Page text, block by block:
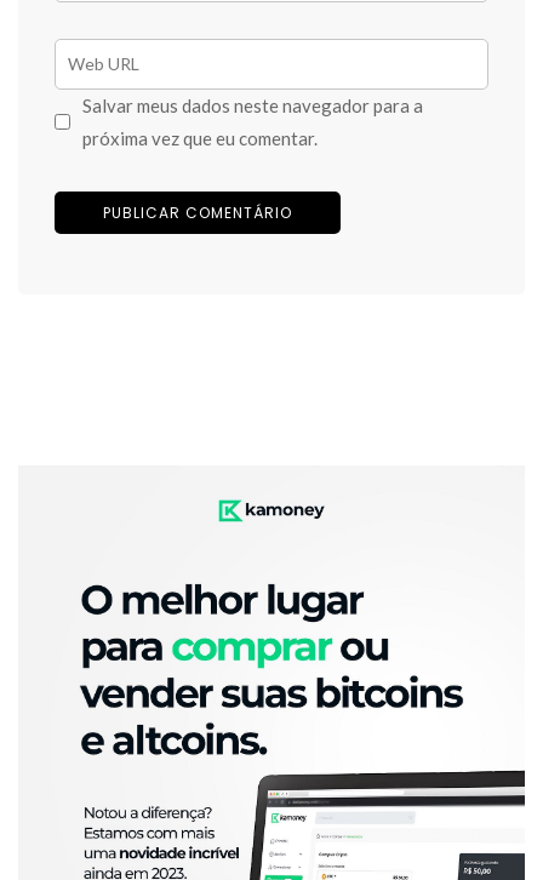
Salvar meus dados neste navegador para a
próxima vez que eu comentar.